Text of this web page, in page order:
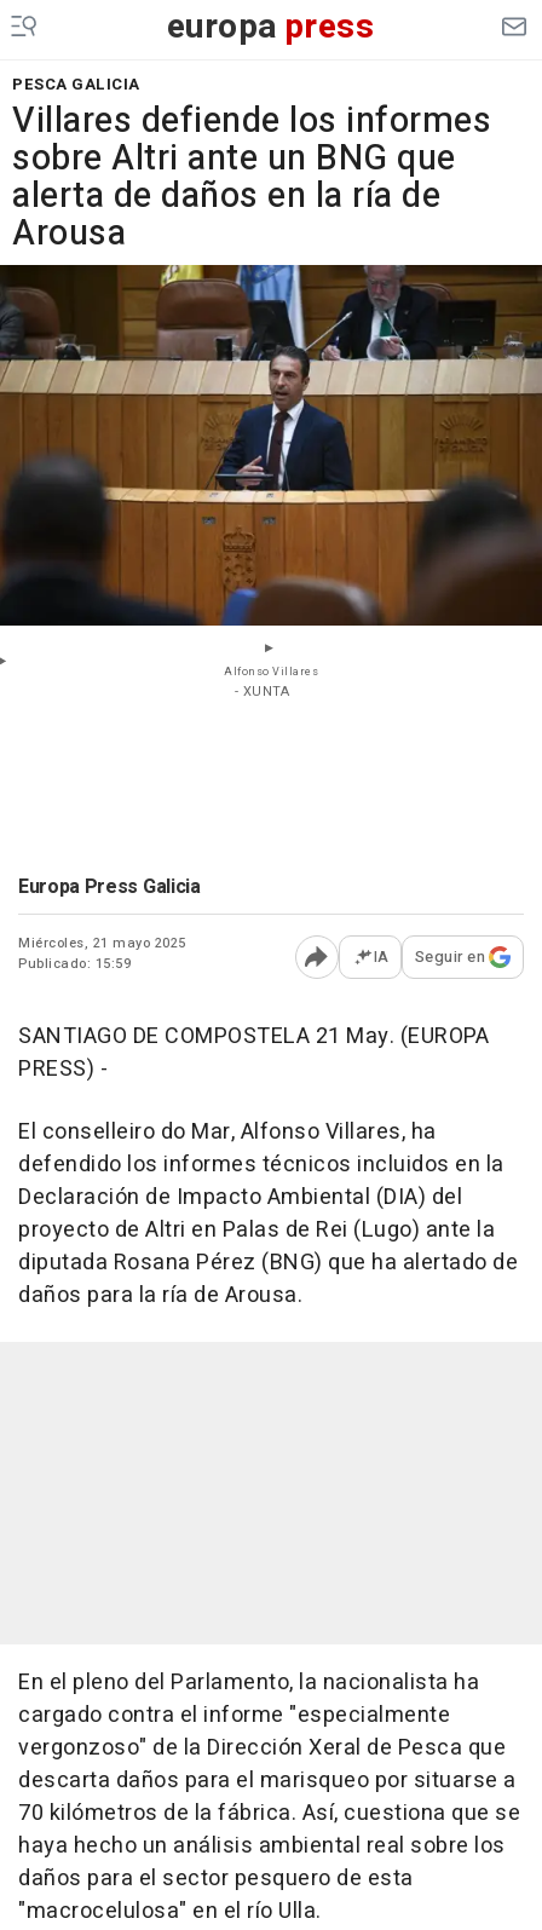
europa press
PESCA GALICIA
Villares defiende los informes
sobre Altri ante un BNG que
alerta de daños en la ría de
Arousa
Alfonso Villares
- XUNTA
Europa Press Galicia
Miércoles, 21 mayo 2025
Publicado: 15:59
Abrir opciones para
IA Seguir en
SANTIAGO DE COMPOSTELA 21 May. (EUROPA
PRESS) -
El conselleiro do Mar, Alfonso Villares, ha
defendido los informes técnicos incluidos en la
Declaración de Impacto Ambiental (DIA) del
proyecto de Altri en Palas de Rei (Lugo) ante la
diputada Rosana Pérez (BNG) que ha alertado de
daños para la ría de Arousa.
En el pleno del Parlamento, la nacionalista ha
cargado contra el informe "especialmente
vergonzoso" de la Dirección Xeral de Pesca que
descarta daños para el marisqueo por situarse a
70 kilómetros de la fábrica. Así, cuestiona que se
haya hecho un análisis ambiental real sobre los
daños para el sector pesquero de esta
"macrocelulosa" en el río Ulla.